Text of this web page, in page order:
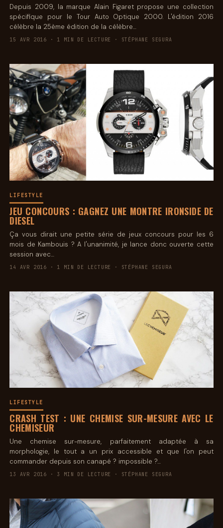
Depuis 2009, la marque Alain Figaret propose une collection
spécifique pour le Tour Auto Optique 2000. L'édition 2016
célèbre la 25ème édition de la célèbre…
15 AVR 2016 · 1 MIN DE LECTURE · STÉPHANE SEGURA
LIFESTYLE
JEU CONCOURS : GAGNEZ UNE MONTRE IRONSIDE DE
DIESEL
Ça vous dirait une petite série de jeux concours pour les 6
mois de Kambouis ? A l'unanimité, je lance donc ouverte cette
session avec…
14 AVR 2016 · 1 MIN DE LECTURE · STÉPHANE SEGURA
LIFESTYLE
CRASH TEST : UNE CHEMISE SUR-MESURE AVEC LE
CHEMISEUR
Une chemise sur-mesure, parfaitement adaptée à sa
morphologie, le tout a un prix accessible et que l'on peut
commander depuis son canapé ? impossible ?…
13 AVR 2016 · 3 MIN DE LECTURE · STÉPHANE SEGURA